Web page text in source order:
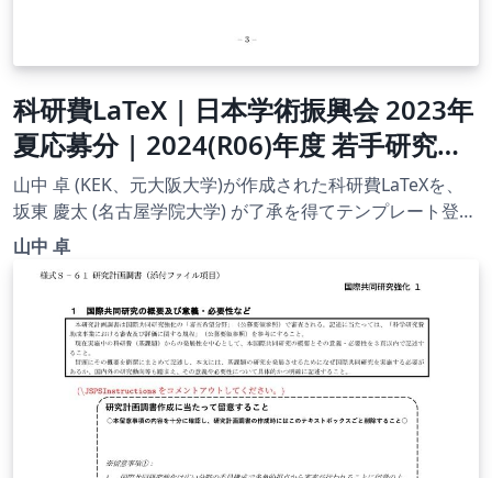
科研費LaTeX | 日本学術振興会 2023年
夏応募分 | 2024(R06)年度 若手研究者
海外挑戦プログラム 第１回 |
2023.07.21
山中 卓 (KEK、元大阪大学)が作成された科研費LaTeXを、
坂東 慶太 (名古屋学院大学) が了承を得てテンプレート登録
しています。 詳細はこちら↓をご確認ください。
山中 卓